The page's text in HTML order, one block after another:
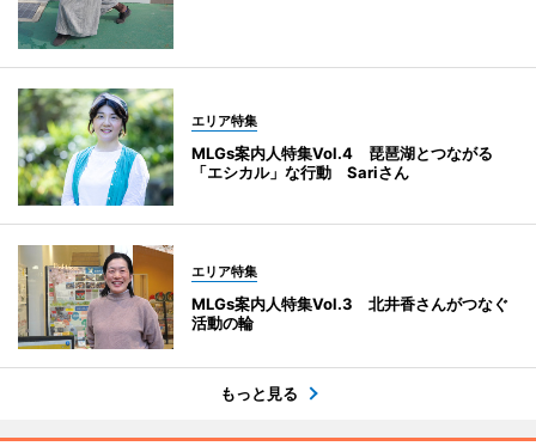
エリア特集
MLGs案内人特集Vol.4 琵琶湖とつながる
「エシカル」な行動 Sariさん
エリア特集
MLGs案内人特集Vol.3 北井香さんがつなぐ
活動の輪
もっと見る